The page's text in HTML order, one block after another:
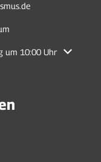
auszublenden
um 10:00 Uhr